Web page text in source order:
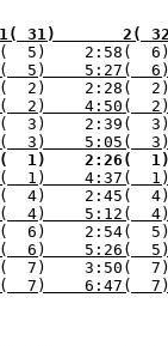
Прим     1(
5)
5)    5:27(
2)    2:28(
2)    4:50(
3)    2:39(
3)    5:05(
1)
2:26(
1)    4:37(
4)    5:12(
6)    5:26(
7)    6:47(